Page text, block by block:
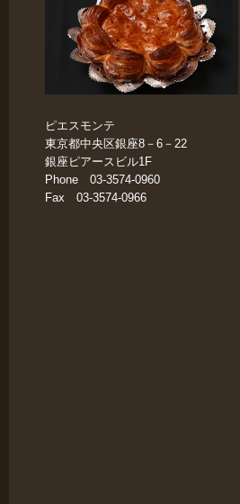
ピエスモンテ
東京都中央区銀座8－6－22
銀座ピアースビル1F
Phone 03-3574-0960
Fax 03-3574-0966